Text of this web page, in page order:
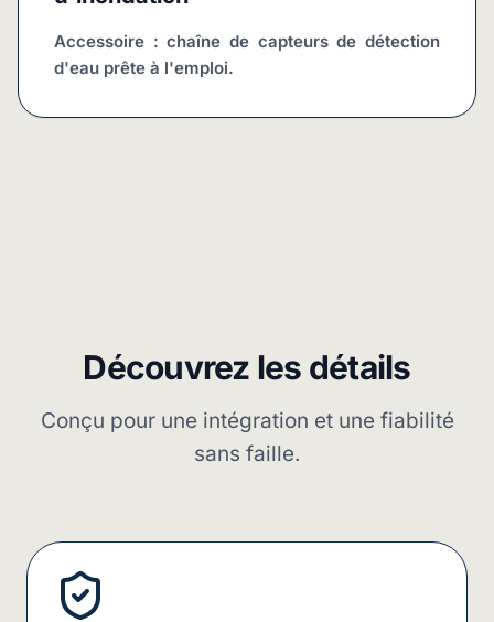
Accessoire : chaîne de capteurs de détection
d'eau prête à l'emploi.
Découvrez les détails
Conçu pour une intégration et une fiabilité
sans faille.